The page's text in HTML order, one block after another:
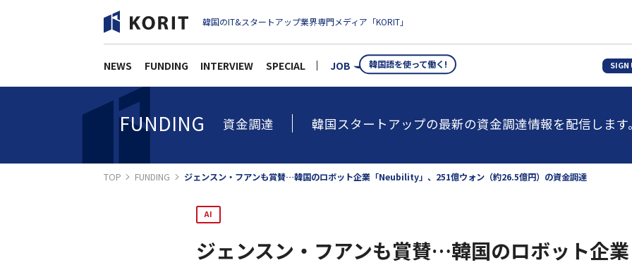
韓国のIT&スタートアップ業界専門メディア「KORIT」
NEWS FUNDING INTERVIEW SPECIAL JOB 韓国語を使って働く! SIGN
FUNDING 資金調達 韓国スタートアップの最新の資金調達情報を配信します。
TOP FUNDING ジェンスン・フアンも賞賛…韓国のロボット企業「Neubility」、251億ウォン（約26.5億円）の資金調達
AI
ジェンスン・フアンも賞賛…韓国のロボット企業